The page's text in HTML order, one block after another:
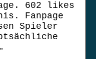
602 likes
Fanpage
Spieler